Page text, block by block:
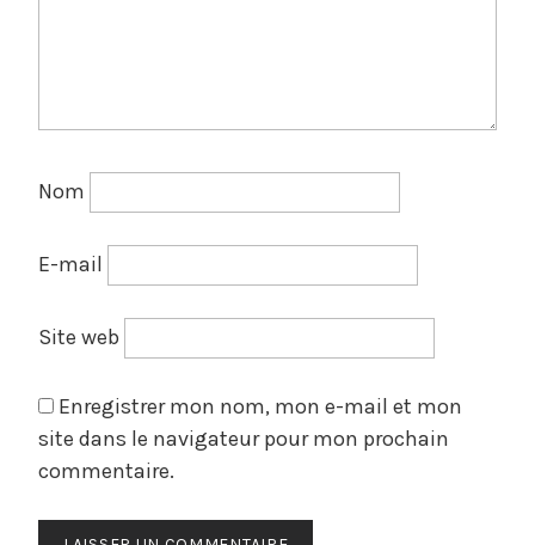
Nom
E-mail
Site web
Enregistrer mon nom, mon e-mail et mon
site dans le navigateur pour mon prochain
commentaire.